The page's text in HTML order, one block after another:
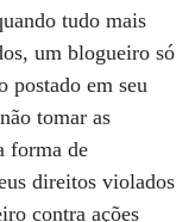
tudo mais
um blogueiro só
postado em seu
tomar as
forma de
direitos violados
contra ações